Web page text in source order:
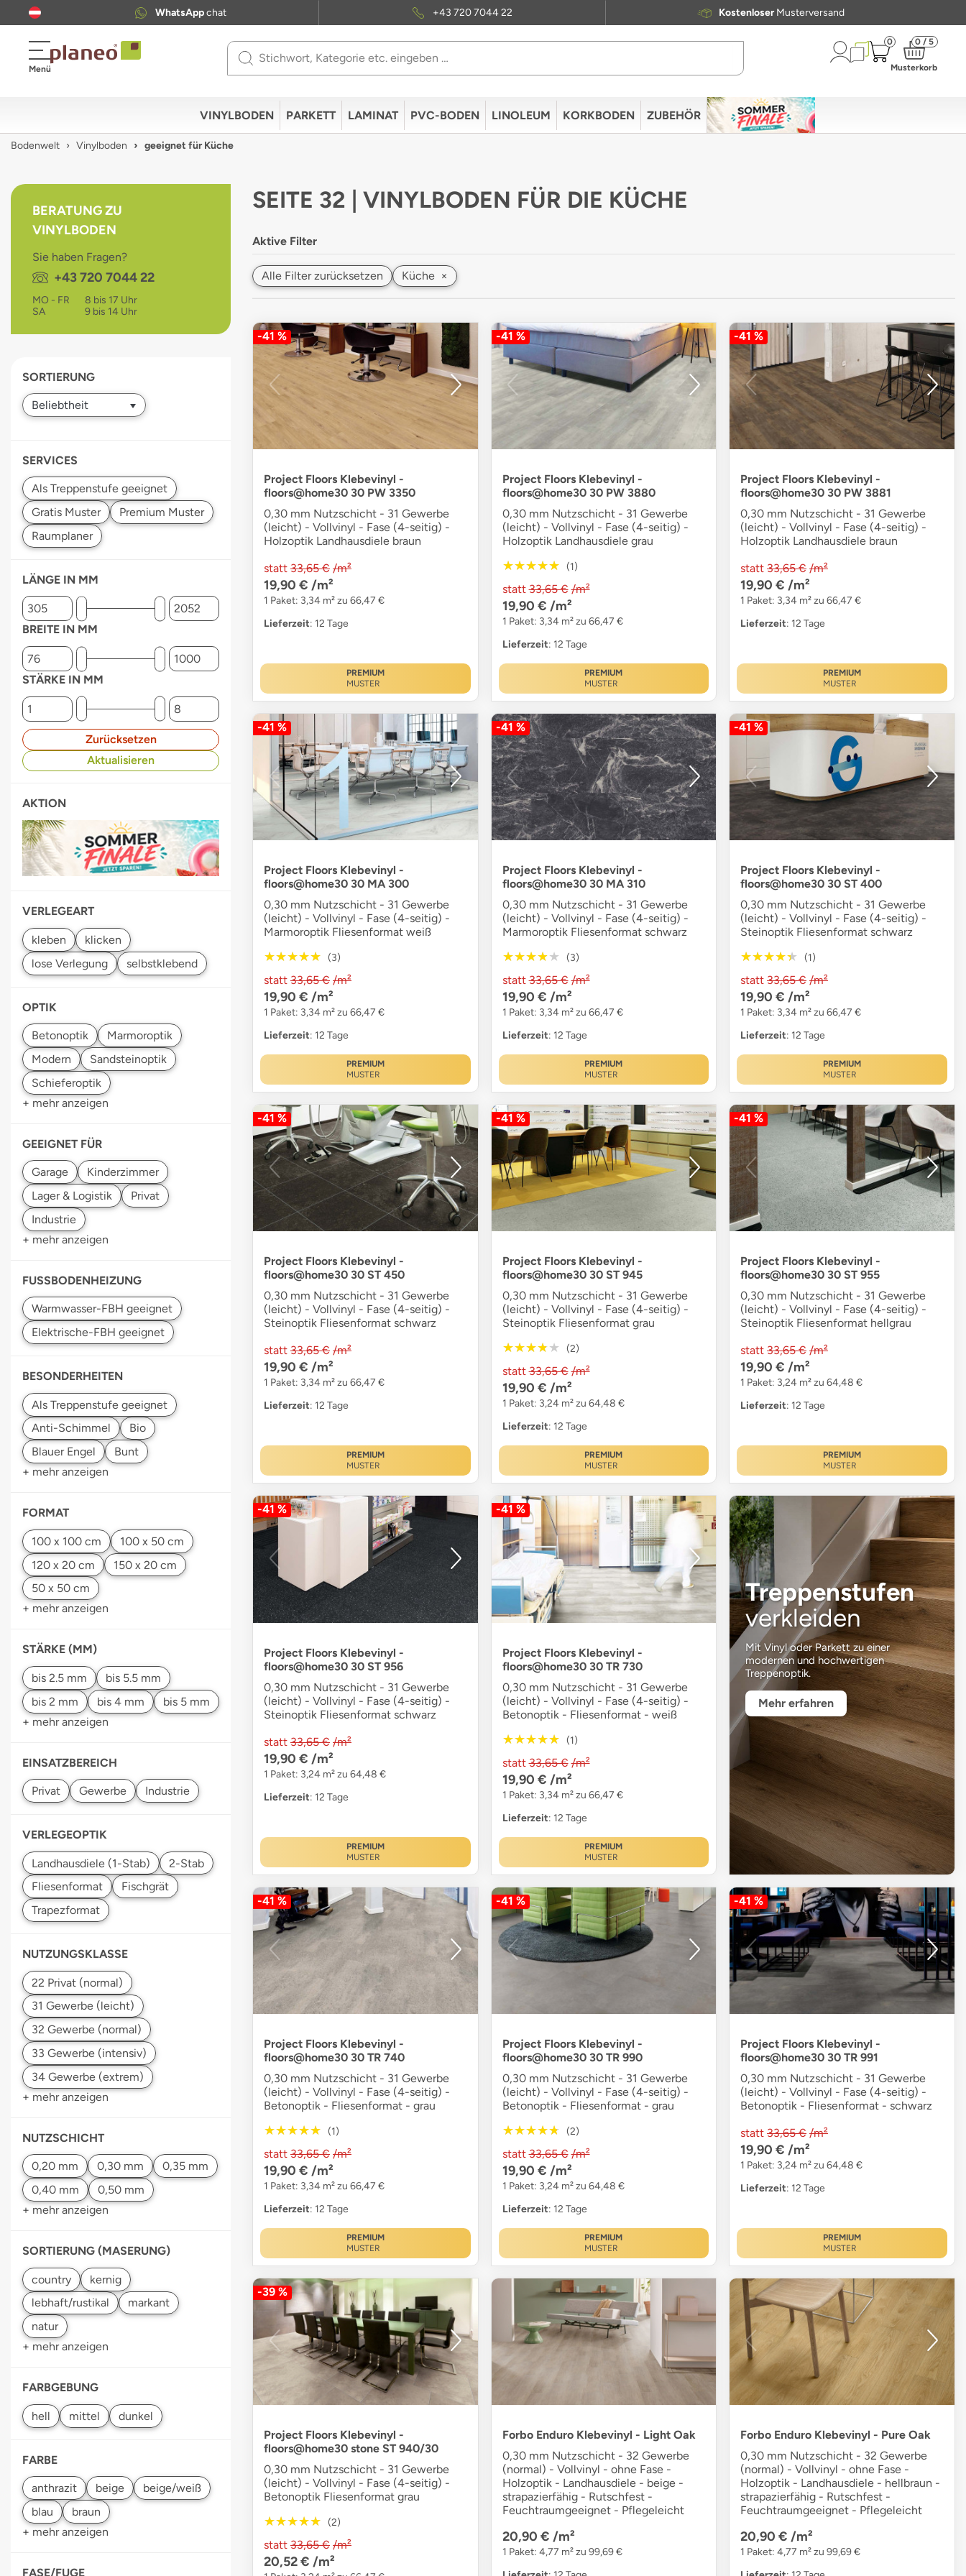
WhatsAppchat +43 720 7044 22 Kostenloser Musterversand
Menü
Use
down
Press
selected
search
Touch
devices
and
swipe
gestures.
0 0 / 5
Musterkorb
VINYLBODEN PARKETT LAMINAT PVC-BODEN LINOLEUM KORKBODEN ZUBEHÖR
Bodenwelt Vinylboden geeignet für Küche
BERATUNG ZU
VINYLBODEN
Sie haben Fragen?
Telefon:
+43 720 7044 22
MO - FR
8 bis 17 Uhr
SA
9 bis 14 Uhr
SORTIERUNG
SERVICES
LÄNGE IN MM
BREITE IN MM
STÄRKE IN MM
Zurücksetzen
Aktualisieren
AKTION
VERLEGEART
OPTIK
+ mehr anzeigen
GEEIGNET FÜR
+ mehr anzeigen
FUSSBODENHEIZUNG
BESONDERHEITEN
+ mehr anzeigen
FORMAT
+ mehr anzeigen
STÄRKE (MM)
+ mehr anzeigen
EINSATZBEREICH
VERLEGEOPTIK
NUTZUNGSKLASSE
+ mehr anzeigen
NUTZSCHICHT
+ mehr anzeigen
SORTIERUNG (MASERUNG)
+ mehr anzeigen
FARBGEBUNG
FARBE
+ mehr anzeigen
FASE/FUGE
SEITE 32 | VINYLBODEN FÜR DIE KÜCHE
Aktive Filter
Alle Filter zurücksetzen Küche ×
-41 %
Project Floors Klebevinyl -
floors@home30 30 PW 3350
0,30 mm Nutzschicht - 31 Gewerbe
(leicht) - Vollvinyl - Fase (4-seitig) -
Holzoptik Landhausdiele braun
statt 33,65 € /m²
19,90 € /m²
1 Paket: 3,34 m² zu 66,47 €
Lieferzeit: 12 Tage
PREMIUM
MUSTER
-41 %
Project Floors Klebevinyl -
floors@home30 30 PW 3880
0,30 mm Nutzschicht - 31 Gewerbe
(leicht) - Vollvinyl - Fase (4-seitig) -
Holzoptik Landhausdiele grau
★★★★★
★★★★★ (1)
statt 33,65 € /m²
19,90 € /m²
1 Paket: 3,34 m² zu 66,47 €
Lieferzeit: 12 Tage
PREMIUM
MUSTER
-41 %
Project Floors Klebevinyl -
floors@home30 30 PW 3881
0,30 mm Nutzschicht - 31 Gewerbe
(leicht) - Vollvinyl - Fase (4-seitig) -
Holzoptik Landhausdiele braun
statt 33,65 € /m²
19,90 € /m²
1 Paket: 3,34 m² zu 66,47 €
Lieferzeit: 12 Tage
PREMIUM
MUSTER
-41 %
Project Floors Klebevinyl -
floors@home30 30 MA 300
0,30 mm Nutzschicht - 31 Gewerbe
(leicht) - Vollvinyl - Fase (4-seitig) -
Marmoroptik Fliesenformat weiß
★★★★★
★★★★★ (3)
statt 33,65 € /m²
19,90 € /m²
1 Paket: 3,34 m² zu 66,47 €
Lieferzeit: 12 Tage
PREMIUM
MUSTER
-41 %
Project Floors Klebevinyl -
floors@home30 30 MA 310
0,30 mm Nutzschicht - 31 Gewerbe
(leicht) - Vollvinyl - Fase (4-seitig) -
Marmoroptik Fliesenformat schwarz
★★★★★
★★★★★ (3)
statt 33,65 € /m²
19,90 € /m²
1 Paket: 3,34 m² zu 66,47 €
Lieferzeit: 12 Tage
PREMIUM
MUSTER
-41 %
Project Floors Klebevinyl -
floors@home30 30 ST 400
0,30 mm Nutzschicht - 31 Gewerbe
(leicht) - Vollvinyl - Fase (4-seitig) -
Steinoptik Fliesenformat schwarz
★★★★★
★★★★★ (1)
statt 33,65 € /m²
19,90 € /m²
1 Paket: 3,34 m² zu 66,47 €
Lieferzeit: 12 Tage
PREMIUM
MUSTER
-41 %
Project Floors Klebevinyl -
floors@home30 30 ST 450
0,30 mm Nutzschicht - 31 Gewerbe
(leicht) - Vollvinyl - Fase (4-seitig) -
Steinoptik Fliesenformat schwarz
statt 33,65 € /m²
19,90 € /m²
1 Paket: 3,34 m² zu 66,47 €
Lieferzeit: 12 Tage
PREMIUM
MUSTER
-41 %
Project Floors Klebevinyl -
floors@home30 30 ST 945
0,30 mm Nutzschicht - 31 Gewerbe
(leicht) - Vollvinyl - Fase (4-seitig) -
Steinoptik Fliesenformat grau
★★★★★
★★★★★ (2)
statt 33,65 € /m²
19,90 € /m²
1 Paket: 3,24 m² zu 64,48 €
Lieferzeit: 12 Tage
PREMIUM
MUSTER
-41 %
Project Floors Klebevinyl -
floors@home30 30 ST 955
0,30 mm Nutzschicht - 31 Gewerbe
(leicht) - Vollvinyl - Fase (4-seitig) -
Steinoptik Fliesenformat hellgrau
statt 33,65 € /m²
19,90 € /m²
1 Paket: 3,24 m² zu 64,48 €
Lieferzeit: 12 Tage
PREMIUM
MUSTER
-41 %
Project Floors Klebevinyl -
floors@home30 30 ST 956
0,30 mm Nutzschicht - 31 Gewerbe
(leicht) - Vollvinyl - Fase (4-seitig) -
Steinoptik Fliesenformat schwarz
statt 33,65 € /m²
19,90 € /m²
1 Paket: 3,24 m² zu 64,48 €
Lieferzeit: 12 Tage
PREMIUM
MUSTER
-41 %
Project Floors Klebevinyl -
floors@home30 30 TR 730
0,30 mm Nutzschicht - 31 Gewerbe
(leicht) - Vollvinyl - Fase (4-seitig) -
Betonoptik - Fliesenformat - weiß
★★★★★
★★★★★ (1)
statt 33,65 € /m²
19,90 € /m²
1 Paket: 3,34 m² zu 66,47 €
Lieferzeit: 12 Tage
PREMIUM
MUSTER
Treppenstufen
verkleiden
Mit Vinyl oder Parkett zu einer
modernen und hochwertigen
Treppenoptik.
Mehr erfahren
-41 %
Project Floors Klebevinyl -
floors@home30 30 TR 740
0,30 mm Nutzschicht - 31 Gewerbe
(leicht) - Vollvinyl - Fase (4-seitig) -
Betonoptik - Fliesenformat - grau
★★★★★
★★★★★ (1)
statt 33,65 € /m²
19,90 € /m²
1 Paket: 3,34 m² zu 66,47 €
Lieferzeit: 12 Tage
PREMIUM
MUSTER
-41 %
Project Floors Klebevinyl -
floors@home30 30 TR 990
0,30 mm Nutzschicht - 31 Gewerbe
(leicht) - Vollvinyl - Fase (4-seitig) -
Betonoptik - Fliesenformat - grau
★★★★★
★★★★★ (2)
statt 33,65 € /m²
19,90 € /m²
1 Paket: 3,24 m² zu 64,48 €
Lieferzeit: 12 Tage
PREMIUM
MUSTER
-41 %
Project Floors Klebevinyl -
floors@home30 30 TR 991
0,30 mm Nutzschicht - 31 Gewerbe
(leicht) - Vollvinyl - Fase (4-seitig) -
Betonoptik - Fliesenformat - schwarz
statt 33,65 € /m²
19,90 € /m²
1 Paket: 3,24 m² zu 64,48 €
Lieferzeit: 12 Tage
PREMIUM
MUSTER
-39 %
Project Floors Klebevinyl -
floors@home30 stone ST 940/30
0,30 mm Nutzschicht - 31 Gewerbe
(leicht) - Vollvinyl - Fase (4-seitig) -
Betonoptik Fliesenformat grau
★★★★★
★★★★★ (2)
statt 33,65 € /m²
20,52 € /m²
Forbo Enduro Klebevinyl - Light Oak
0,30 mm Nutzschicht - 32 Gewerbe
(normal) - Vollvinyl - ohne Fase -
Holzoptik - Landhausdiele - beige -
strapazierfähig - Rutschfest -
Feuchtraumgeeignet - Pflegeleicht
20,90 € /m²
1 Paket: 4,77 m² zu 99,69 €
Forbo Enduro Klebevinyl - Pure Oak
0,30 mm Nutzschicht - 32 Gewerbe
(normal) - Vollvinyl - ohne Fase -
Holzoptik - Landhausdiele - hellbraun -
strapazierfähig - Rutschfest -
Feuchtraumgeeignet - Pflegeleicht
20,90 € /m²
1 Paket: 4,77 m² zu 99,69 €